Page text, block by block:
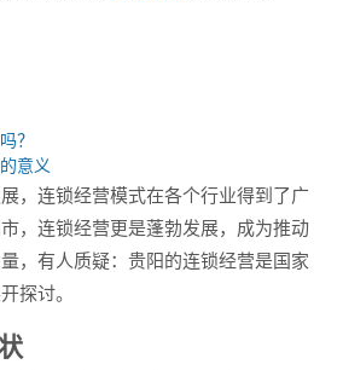
？
意义
，连锁经营模式在各个行业得到了广
，连锁经营更是蓬勃发展，成为推动
，有人质疑：贵阳的连锁经营是国家
探讨。